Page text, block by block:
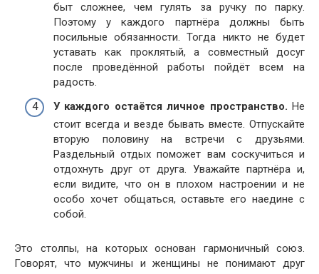
быт сложнее, чем гулять за ручку по парку.
Поэтому у каждого партнёра должны быть
посильные обязанности. Тогда никто не будет
уставать как проклятый, а совместный досуг
после проведённой работы пойдёт всем на
радость.
У каждого остаётся личное пространство. Не
стоит всегда и везде бывать вместе. Отпускайте
вторую половину на встречи с друзьями.
Раздельный отдых поможет вам соскучиться и
отдохнуть друг от друга. Уважайте партнёра и,
если видите, что он в плохом настроении и не
особо хочет общаться, оставьте его наедине с
собой.
Это столпы, на которых основан гармоничный союз.
Говорят, что мужчины и женщины не понимают друг